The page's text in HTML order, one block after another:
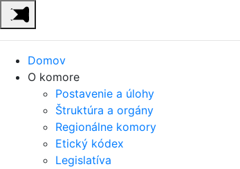
Domov
O komore
Postavenie a úlohy
Štruktúra a orgány
Regionálne komory
Etický kódex
Legislatíva